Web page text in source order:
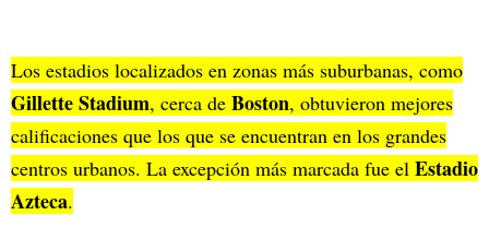
Los estadios localizados en zonas más suburbanas, como
Gillette Stadium, cerca de Boston, obtuvieron mejores
calificaciones que los que se encuentran en los grandes
centros urbanos. La excepción más marcada fue el Estadio
Azteca.